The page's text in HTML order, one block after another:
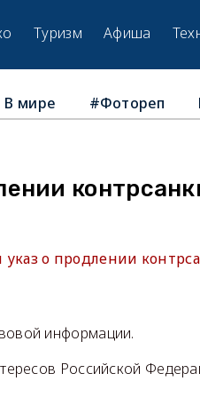
Туризм Афиша
В мире #Фотореп
о продлении
информации.
Российской